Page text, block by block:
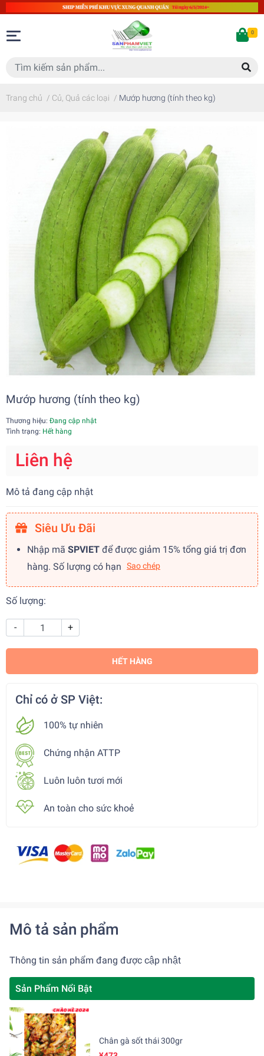
0
Trang chủ / Củ, Quả các loại / Mướp hương (tính theo kg)
Mướp hương (tính theo kg)
Thương hiệu: Đang cập nhật
Tình trạng: Hết hàng
Liên hệ
Mô tả đang cập nhật
Siêu Ưu Đãi
Nhập mã SPVIET để được giảm 15% tổng giá trị đơn
hàng. Số lượng có hạn
Sao chép
Số lượng:
- +
HẾT HÀNG
Chỉ có ở SP Việt:
100% tự nhiên
Chứng nhận ATTP
Luôn luôn tươi mới
An toàn cho sức khoẻ
Mô tả sản phẩm
Thông tin sản phẩm đang được cập nhật
Sản Phẩm Nổi Bật
Chân gà sốt thái 300gr